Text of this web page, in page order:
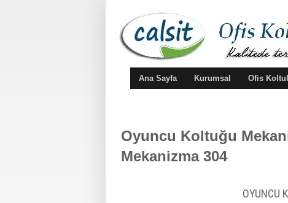
Ana Sayfa Kurumsal Ofis
Oyuncu Koltuğu
Mekanizma 304
OYUNCU